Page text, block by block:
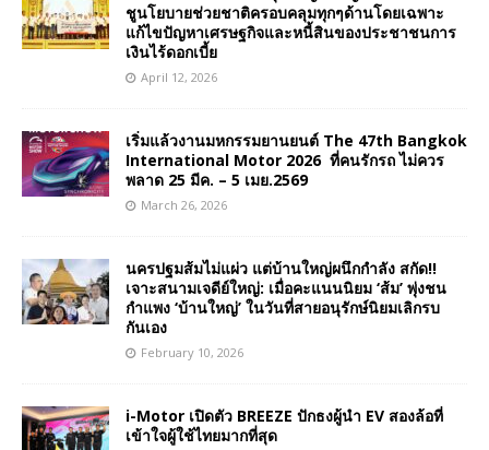
ชูนโยบายช่วยชาติครอบคลุมทุกๆด้านโดยเฉพาะ
แก้ไขปัญหาเศรษฐกิจและหนี้สินของประชาชนการ
เงินไร้ดอกเบี้ย
April 12, 2026
เริ่มแล้วงานมหกรรมยานยนต์ The 47th Bangkok
International Motor 2026 ที่คนรักรถ ไม่ควร
พลาด 25 มีค. – 5 เมย.2569
March 26, 2026
นครปฐมส้มไม่แผ่ว แต่บ้านใหญ่ผนึกกำลัง สกัด!!
เจาะสนามเจดีย์ใหญ่: เมื่อคะแนนนิยม ‘ส้ม’ พุ่งชน
กำแพง ‘บ้านใหญ่’ ในวันที่สายอนุรักษ์นิยมเลิกรบ
กันเอง
February 10, 2026
i-Motor เปิดตัว BREEZE ปักธงผู้นำ EV สองล้อที่
เข้าใจผู้ใช้ไทยมากที่สุด